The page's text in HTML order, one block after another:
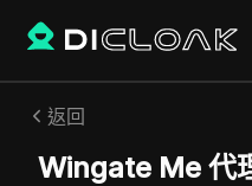
返回
Wingate Me 代